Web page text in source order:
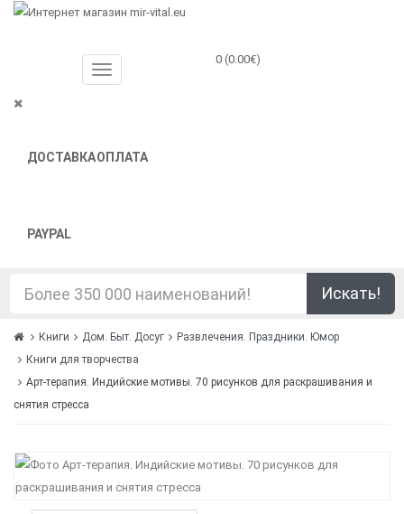
ДОСТАВКАОПЛАТА
PAYPAL
0 (0.00€)
Искать!
Книги Дом. Быт. Досуг
Развлечения. Праздники. Юмор
Книги для творчества
Арт-терапия. Индийские мотивы. 70 рисунков для раскрашивания и
снятия стресса